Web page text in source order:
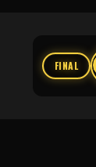
FINAL